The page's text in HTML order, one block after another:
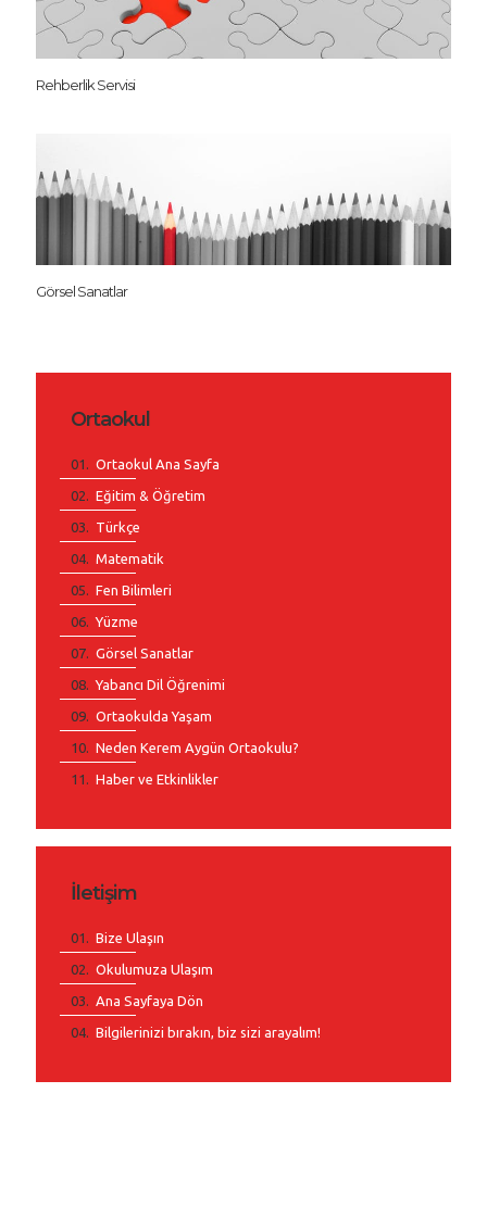
Rehberlik Servisi
Görsel Sanatlar
Ortaokul
Ortaokul Ana Sayfa
Eğitim & Öğretim
Türkçe
Matematik
Fen Bilimleri
Yüzme
Görsel Sanatlar
Yabancı Dil Öğrenimi
Ortaokulda Yaşam
Neden Kerem Aygün Ortaokulu?
Haber ve Etkinlikler
İletişim
Bize Ulaşın
Okulumuza Ulaşım
Ana Sayfaya Dön
Bilgilerinizi bırakın, biz sizi arayalım!